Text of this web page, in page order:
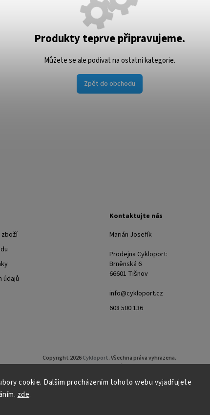
cookie. Dalším procházením tohoto webu vyjadřujete
zde.
Produkty teprve připravujeme.
Můžete se ale podívat na ostatní kategorie.
Zpět do obchodu
zboží
údajů
Kontaktujte nás
Marián Josefík
Prodejna Cykloport:
Brněnská 6
66601 Tišnov
info@cykloport.cz
608 500 136
Copyright 2026Cykloport. Všechna práva vyhrazena.
Upravit nastavení cookies
Grafický návrh vytvořil a nakódovalShoptak.cz